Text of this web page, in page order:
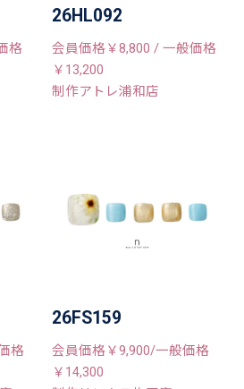
格
26HL092
会員価格￥8,800 / 一般価格
￥13,200
制作アトレ浦和店
格
26FS159
会員価格￥9,900/一般価格
￥14,300